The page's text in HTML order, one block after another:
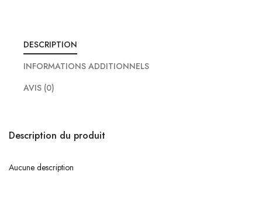
DESCRIPTION
INFORMATIONS ADDITIONNELS
AVIS (0)
Description du produit
Aucune description